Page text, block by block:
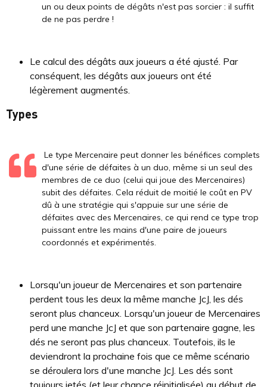
un ou deux points de dégâts n'est pas sorcier : il suffit
de ne pas perdre !
Le calcul des dégâts aux joueurs a été ajusté. Par
conséquent, les dégâts aux joueurs ont été
légèrement augmentés.
Types
Le type Mercenaire peut donner les bénéfices complets
d'une série de défaites à un duo, même si un seul des
membres de ce duo (celui qui joue des Mercenaires)
subit des défaites. Cela réduit de moitié le coût en PV
dû à une stratégie qui s'appuie sur une série de
défaites avec des Mercenaires, ce qui rend ce type trop
puissant entre les mains d'une paire de joueurs
coordonnés et expérimentés.
Lorsqu'un joueur de Mercenaires et son partenaire
perdent tous les deux la même manche JcJ, les dés
seront plus chanceux. Lorsqu'un joueur de Mercenaires
perd une manche JcJ et que son partenaire gagne, les
dés ne seront pas plus chanceux. Toutefois, ils le
deviendront la prochaine fois que ce même scénario
se déroulera lors d'une manche JcJ. Les dés sont
toujours jetés (et leur chance réinitialisée) au début de